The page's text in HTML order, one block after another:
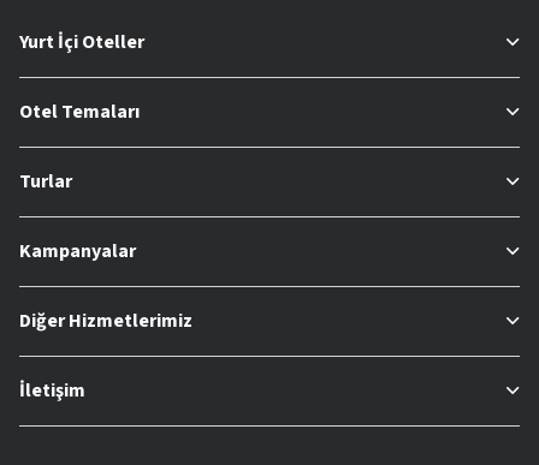
Yurt İçi Oteller
Otel Temaları
Turlar
Kampanyalar
Diğer Hizmetlerimiz
İletişim